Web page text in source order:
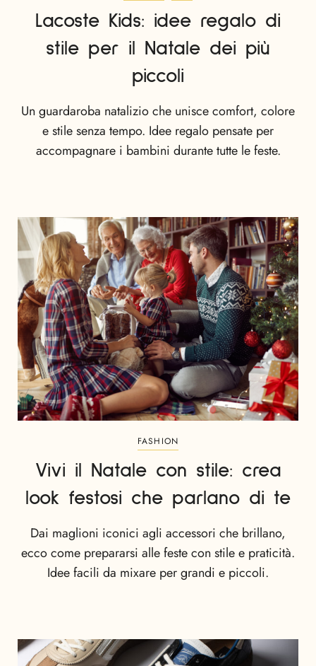
Lacoste Kids: idee regalo di
stile per il Natale dei più
piccoli
Un guardaroba natalizio che unisce comfort, colore
e stile senza tempo. Idee regalo pensate per
accompagnare i bambini durante tutte le feste.
FASHION
Vivi il Natale con stile: crea
look festosi che parlano di te
Dai maglioni iconici agli accessori che brillano,
ecco come prepararsi alle feste con stile e praticità.
Idee facili da mixare per grandi e piccoli.